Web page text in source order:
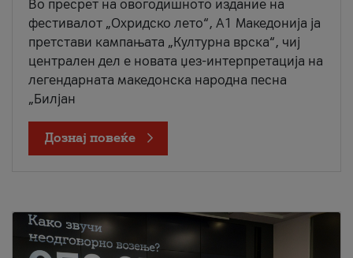
Во пресрет на овогодишното издание на
фестивалот „Охридско лето“, А1 Македонија ја
претстави кампањата „Културна врска“, чиј
централен дел е новата џез-интерпретација на
легендарната македонска народна песна
„Билјан
Дознај повеќе